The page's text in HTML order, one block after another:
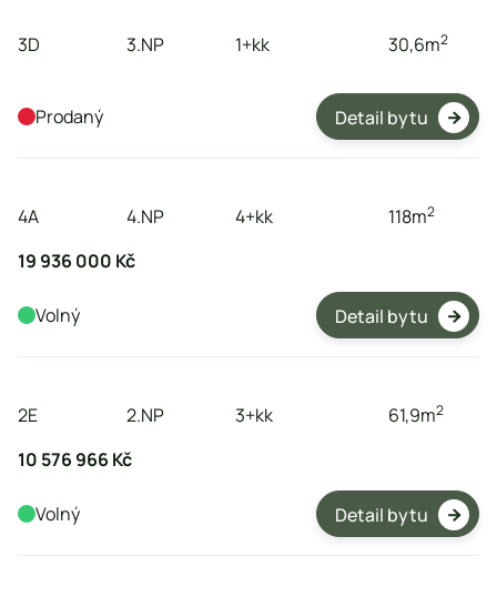
3D 3.NP 1+kk 30,6m2
Detail bytu 
Prodaný
4A 4.NP 4+kk 118m2
19 936 000 Kč
Detail bytu 
Volný
2E 2.NP 3+kk 61,9m2
10 576 966 Kč
Detail bytu 
Volný